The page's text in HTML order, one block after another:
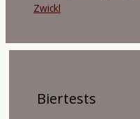
Zwickl
Biertests